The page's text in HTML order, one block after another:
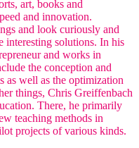
art, books and
and innovation.
and look curiously and
interesting solutions. In his
and works in
the conception and
as well as the optimization
things, Chris Greiffenbach
There, he primarily
teaching methods in
projects of various kinds.